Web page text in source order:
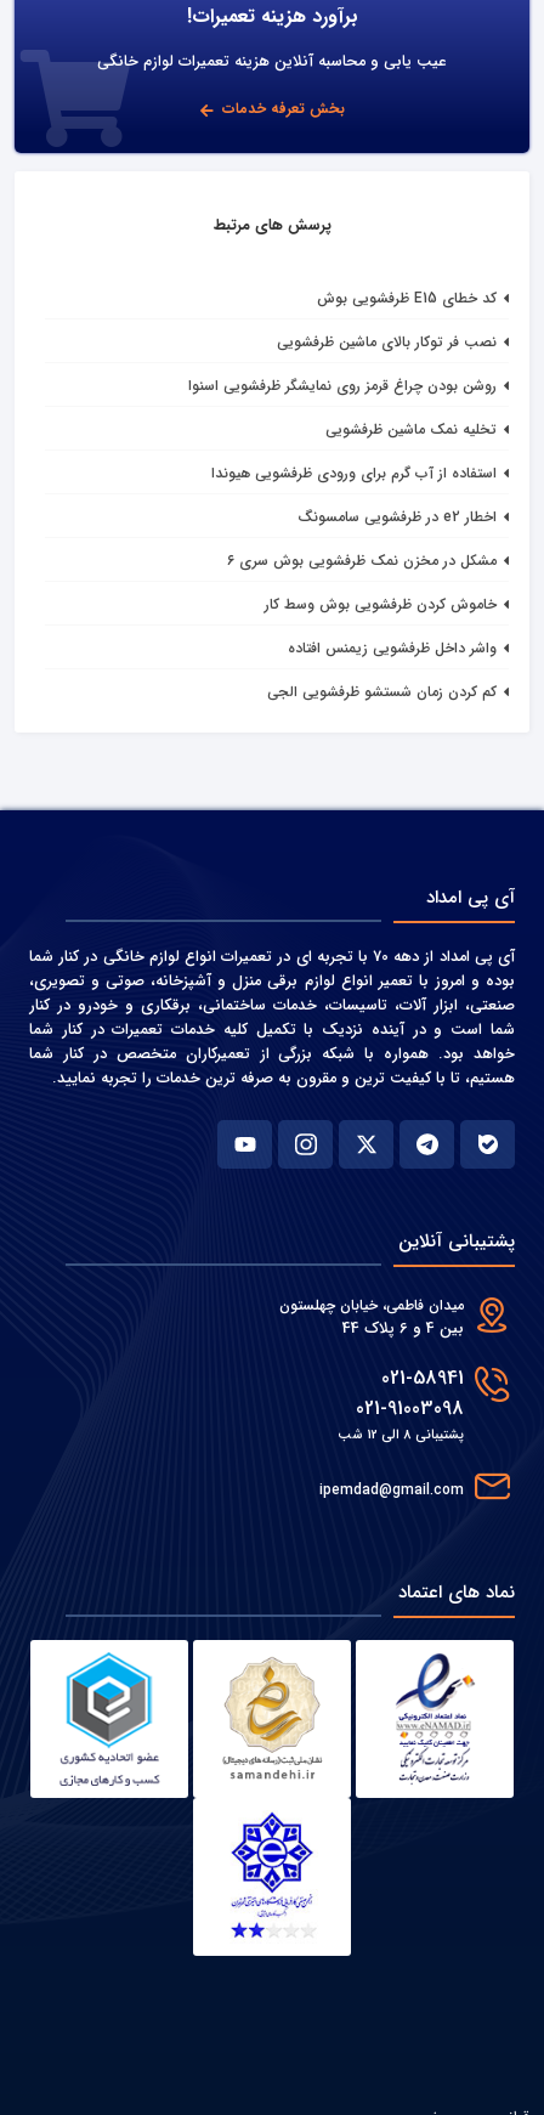
برآورد هزینه تعمیرات!
عیب یابی و محاسبه آنلاین هزینه تعمیرات لوازم خانگی
بخش تعرفه خدمات
پرسش های مرتبط
کد خطای E15 ظرفشویی بوش
نصب فر توکار بالای ماشین ظرفشویی
روشن بودن چراغ قرمز روی نمایشگر ظرفشویی اسنوا
تخلیه نمک ماشین ظرفشویی
استفاده از آب گرم برای ورودی ظرفشویی هیوندا
اخطار e2 در ظرفشویی سامسونگ
مشکل در مخزن نمک ظرفشویی بوش سری ۶
خاموش کردن ظرفشویی بوش وسط کار
واشر داخل ظرفشویی زیمنس افتاده
کم کردن زمان شستشو ظرفشویی الجی
آی پی امداد
آی پی امداد از دهه 70 با تجربه ای در تعمیرات انواع لوازم خانگی در کنار شما
بوده و امروز با تعمیر انواع لوازم برقی منزل و آشپزخانه، صوتی و‌ تصویری،
صنعتی، ابزار آلات، تاسیسات، خدمات ساختمانی، برقکاری و خودرو در کنار
شما است و در آینده نزدیک با تکمیل کلیه خدمات تعمیرات در کنار شما
خواهد بود. همواره با شبکه بزرگی از تعمیرکاران متخصص در کنار شما
هستیم، تا با کیفیت ترین و مقرون به صرفه ترین خدمات را تجربه نمایید.
پشتیبانی آنلاین
میدان فاطمی، خیابان چهلستون
بین 4 و 6 پلاک 44
021-58941
021-91003098
پشتیبانی 8 الی 12 شب
ipemdad@gmail.com
نماد های اعتماد